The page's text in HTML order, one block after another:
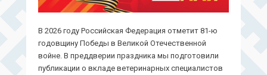
В 2026 году Российская Федерация отметит 81-ю
годовщину Победы в Великой Отечественной
войне. В преддверии праздника мы подготовили
публикации о вкладе ветеринарных специалистов